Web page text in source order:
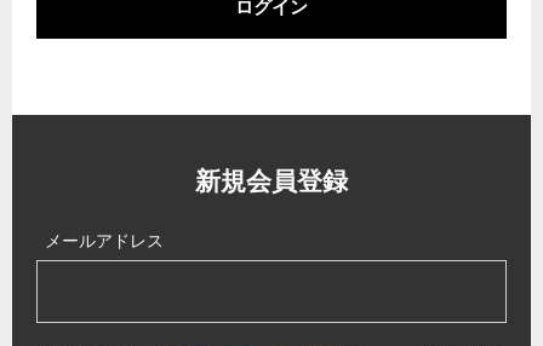
ログイン
新規会員登録
メールアドレス